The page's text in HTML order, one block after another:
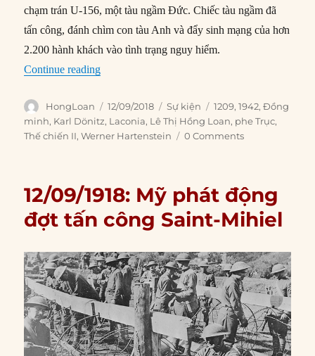
chạm trán U-156, một tàu ngầm Đức. Chiếc tàu ngầm đã
tấn công, đánh chìm con tàu Anh và đẩy sinh mạng của hơn
2.200 hành khách vào tình trạng nguy hiểm.
Continue reading“12/09/1942: Tàu Laconia bị đánh chìm”
Author
HongLoan
Posted
on
12/09/2018 Categories
Sự kiện Tags
1209,1942,Đồng
minh, Karl Dönitz, Laconia, Lê Thị Hồng Loan, phe Trục,
Thế chiến II,Werner Hartenstein 0 Comments
12/09/1918: Mỹ phát động
đợt tấn công Saint-Mihiel